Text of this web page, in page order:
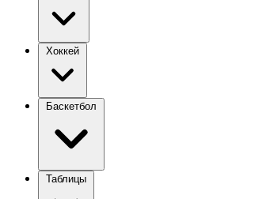
Хоккей
Баскетбол
Таблицы